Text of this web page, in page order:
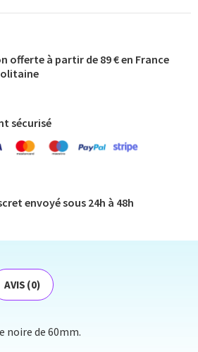
offerte à partir de 89 € en France
sécurisé
envoyé​ sous 24h à 48h​
AVIS (0)
noire de 60mm.